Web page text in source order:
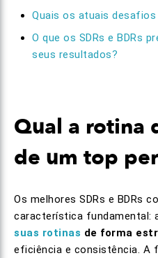
Quais os atuais desafios
O que os SDRs e BDRs
seus resultados?
Qual a rotina
de um top
Os melhores SDRs e BDRs
característica fundamental:
suas rotinas de forma
eficiência e consistência. A